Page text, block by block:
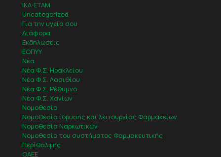
IKA-ETAM
Uncategorized
Για την υγεία σου
Διάφορα
Εκδηλώσεις
ΕΟΠΥΥ
Νέα
Νέα Φ.Σ. Ηρακλείου
Νέα Φ.Σ. Λασιθίου
Νέα Φ.Σ. Ρέθυμνο
Νέα Φ.Σ. Χανίων
Νομοθεσία
Νομοθεσία ίδρυσης και λειτουργίας Φαρμακείων
Νομοθεσία Ναρκωτικών
Νομοθεσία του συστήματος Φαρμακευτικής
Περίθαλψης
ΟΑΕΕ